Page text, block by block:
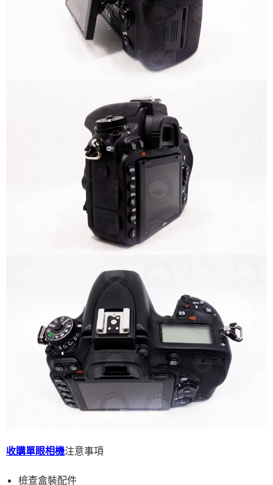
收購單眼相機注意事項
檢查盒裝配件